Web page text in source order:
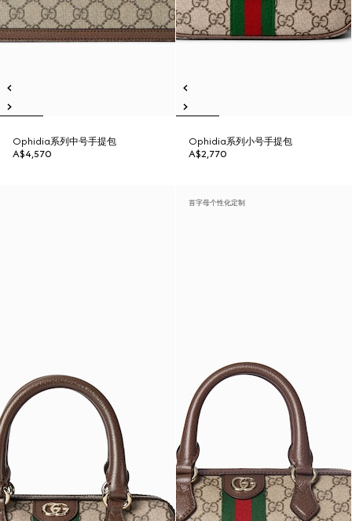
Ophidia系列中号手提包
A$4,570
Ophidia系列小号手提包
A$2,770
首字母个性化定制